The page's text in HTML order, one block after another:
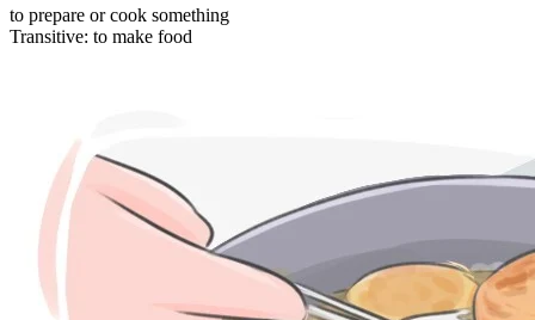
to prepare or cook something
Transitive: to make food